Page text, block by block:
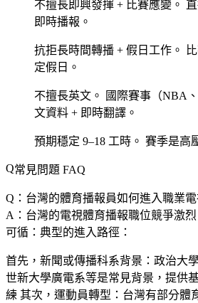
不擅長即興發揮 + 比賽應變。
即時播報。
抗拒長時間轉播 + 假日工作。
定假日。
不擅長英文。
國際賽事（NBA
文資料 + 即時翻譯。
預期穩定 9–18 工時。 賽季是高
常見問題 FAQ
Q：台灣的體育播報員如何進入職業
A：台灣的電視體育播報職位競爭激
可循：典型的進入路徑：
首先， 新聞或傳播科系背景 ：政治大
世新大學廣電系等是常見背景，提供
練 其次， 運動員轉型 ：台灣有部分體